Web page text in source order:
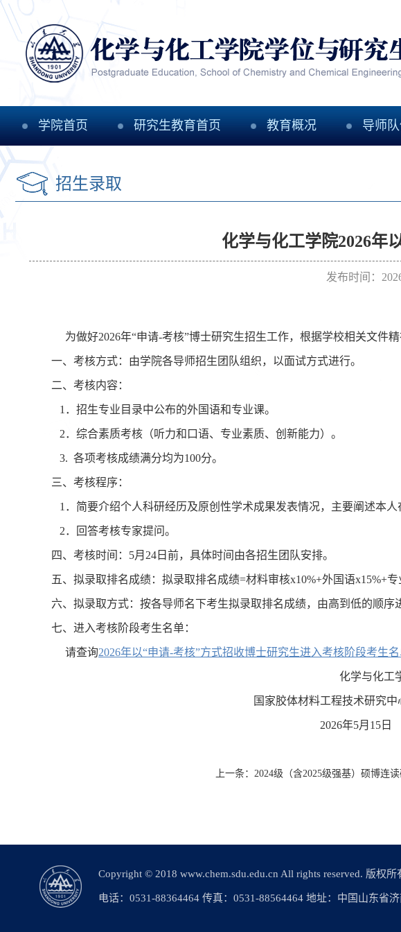
学院首页 研究生教育首页 教育概况 导师
招生录取
化学与化工学院2026年
发布时间：
为做好2026年“申请-考核”博士研究生招生工作，根据学校相关文件
一、考核方式： 由学院各导师招生团队组织，以面试方式进行。
二、考核内容：
1 ．招生专业目录中公布的外国语和专业课。
2．综合素质考核（听力和口语、专业素质、创新能力）。
3. 各项考核成绩满分均为100分。
三、考核程序：
1 ．简要介绍个人科研经历及原创性学术成果发表情况，主要阐述本
2．回答考核专家提问。
四、考核时间： 5月 24 日前，具体时间由各招生团队安排。
五、拟录取排名成绩： 拟录取排名成绩=材料审核x10%+外国语x15%+专
六、拟录取方式： 按各导师名下考生拟录取排名成绩，由高到低的顺序
七、进入考核阶段考生名单：
请查询2026年以“申请-考核”方式招收博士研究生进入考核阶段考生
化学与化工
国家胶体材料工程技术研究中
2026年5月15日
上一条： 2024级（含2025级强基）硕博连
Copyright © 2018 www.chem.sdu.edu.cn All rights reserved. 版权
电话：0531-88364464 传真：0531-88564464 地址：中国山东省